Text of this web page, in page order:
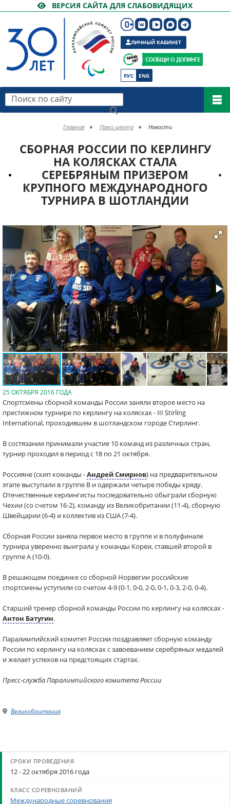
ВЕРСИЯ САЙТА ДЛЯ СЛАБОВИДЯЩИХ
РУС ENG
ЛИЧНЫЙ КАБИНЕТ
Поиск по сайту
Главная Пресс-центр Новости
СБОРНАЯ РОССИИ ПО КЕРЛИНГУ
НА КОЛЯСКАХ СТАЛА
СЕРЕБРЯНЫМ ПРИЗЕРОМ
КРУПНОГО МЕЖДУНАРОДНОГО
ТУРНИРА В ШОТЛАНДИИ
25 ОКТЯБРЯ 2016 ГОДА
Спортсмены сборной команды России заняли второе место на
престижном турнире по керлингу на колясках - III Stirling
International, проходившем в шотландском городе Стирлинг.
В состязании принимали участие 10 команд из различных стран,
турнир проходил в период с 18 по 21 октября.
Россияне (скип команды -Андрей Смирнов) на предварительном
этапе выступали в группе В и одержали четыре победы кряду.
Отечественные керлингисты последовательно обыграли сборную
Чехии (со счетом 16-2), команду из Великобритании (11-4), сборную
Швейцарии (6-4) и коллектив из США (7-4).
Сборная России заняла первое место в группе и в полуфинале
турнира уверенно выиграла у команды Кореи, ставшей второй в
группе А (10-0).
В решающем поединке со сборной Норвегии российские
спортсмены уступили со счетом 4-9 (0-1, 0-0, 2-0, 0-1, 0-3, 2-0, 0-4).
Старший тренер сборной команды России по керлингу на колясках -
Антон Батугин.
Паралимпийский комитет России поздравляет сборную команду
России по керлингу на колясках с завоеванием серебряных медалей
и желает успехов на предстоящих стартах.
Пресс-служба Паралимпийского комитета России
Великобритания
12 - 22 октября 2016 года
Международные соревнования